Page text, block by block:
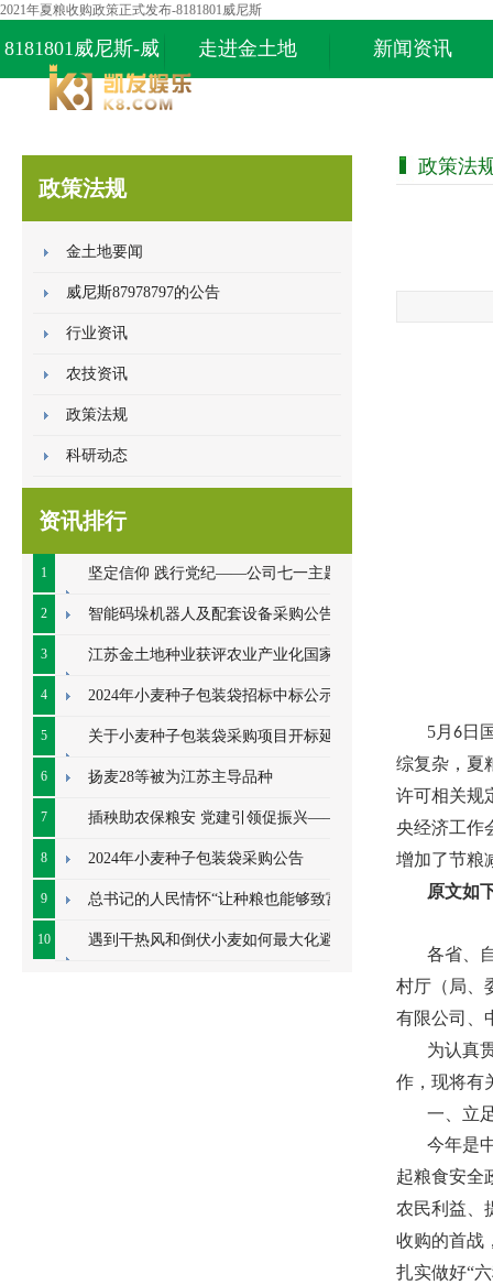
2021年夏粮收购政策正式发布-8181801威尼斯
8181801威尼斯-威
尼斯87978797
走进金土地 新闻资讯
政策法规
金土地要闻
威尼斯87978797的公告
行业资讯
农技资讯
政策法规
科研动态
资讯排行
1 坚定信仰 践行党纪——公司七一主题党
日系列活动顺利开展
2 智能码垛机器人及配套设备采购公告
3 江苏金土地种业获评农业产业化国家重
点龙头企业
4 2024年小麦种子包装袋招标中标公示
5 关于小麦种子包装袋采购项目开标延期
的公告
6 扬麦28等被为江苏主导品种
7 插秧助农保粮安 党建引领促振兴——七
里甸社区党总支、公司党支部联合开展插秧助
农耕
8 2024年小麦种子包装袋采购公告
9 总书记的人民情怀“让种粮也能够致富”
10 遇到干热风和倒伏小麦如何最大化避免
政策法
5月 6日
综复杂，夏
许可相关规
央经济工作
增加了节粮
原文如
各省、
村厅（局、
有限公司、
为认真
作，现将有
一、立
今年是
起粮食安全
农民利益、
收购的首战
扎实做好“